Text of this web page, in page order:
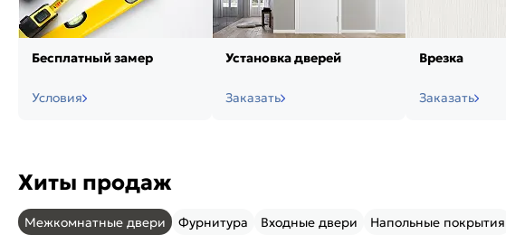
Бесплатный замер
Условия
Установка дверей
Заказать
Врезка
Заказать
Хиты продаж
Межкомнатные двери Фурнитура Входные двери Напольные покрытия